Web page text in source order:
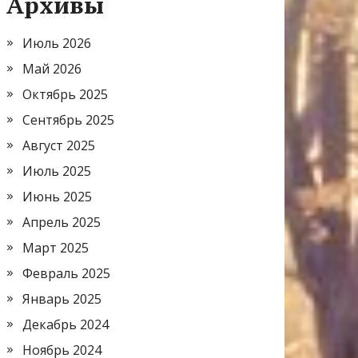
Июль 2026
Май 2026
Октябрь 2025
Сентябрь 2025
Август 2025
Июль 2025
Июнь 2025
Апрель 2025
Март 2025
Февраль 2025
Январь 2025
Декабрь 2024
Ноябрь 2024